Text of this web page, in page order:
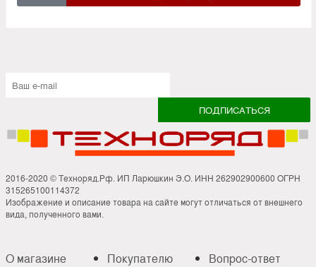
2016-2020 © Техноряд.Рф. ИП Ларюшкин Э.О. ИНН 262902900600 ОГРН
315265100114372
Изображение и описание товара на сайте могут отличаться от внешнего
вида, полученного вами.
О магазине
Покупателю
Вопрос-ответ